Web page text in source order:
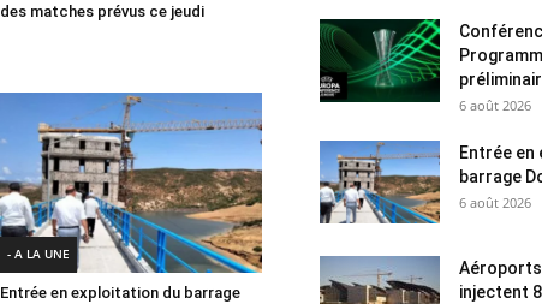
des matches prévus ce jeudi
- A LA UNE
Entrée en exploitation du barrage
6 août 2026
Entrée
barrage
6 août 2026
Aéroports
injectent